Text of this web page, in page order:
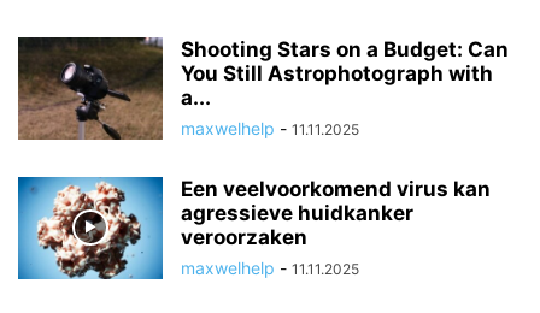
Shooting Stars on a Budget: Can
You Still Astrophotograph with
a...
maxwelhelp - 11.11.2025
Een veelvoorkomend virus kan
agressieve huidkanker
veroorzaken
maxwelhelp - 11.11.2025